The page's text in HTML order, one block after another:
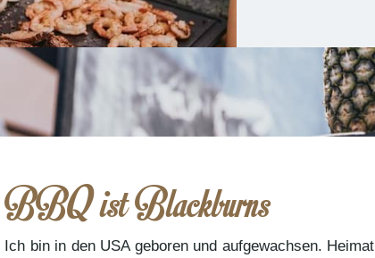
BBQ ist Blackburns
Ich bin in den USA geboren und aufgewachsen. Heimat